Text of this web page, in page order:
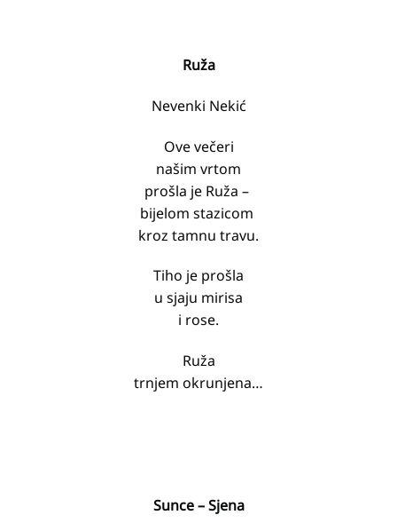
Ruža
Nevenki Nekić
Ove večeri
našim vrtom
prošla je Ruža –
bijelom stazicom
kroz tamnu travu.
Tiho je prošla
u sjaju mirisa
i rose.
Ruža
trnjem okrunjena…
Sunce – Sjena